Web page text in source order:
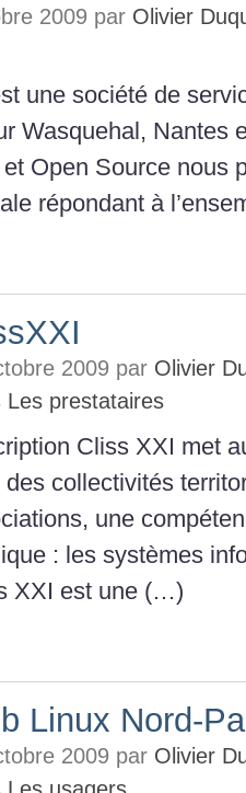
2009 par Olivier
une société de
Wasquehal, Nantes
Open Source nous
répondant à
2009 par Olivier
Les prestataires
Cliss XXI met
des collectivités
une
: les systèmes
XXI est une (…)
Linux Nord-
2009 par Olivier